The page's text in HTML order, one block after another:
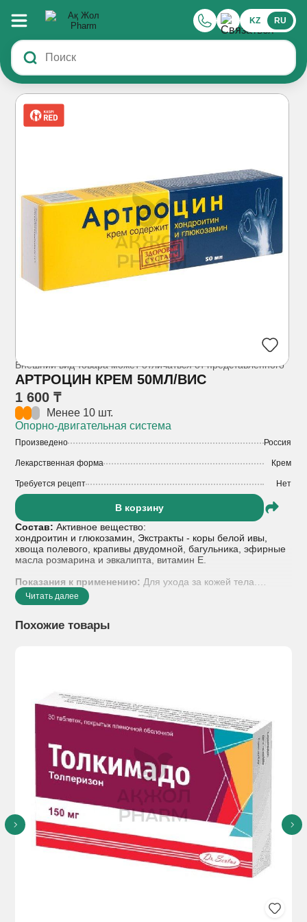
KZ RU
Внешний вид товара может отличаться от представленного
АРТРОЦИН КРЕМ 50МЛ/ВИС
1 600 ₸
Менее 10 шт.
Опорно-двигательная система
Произведено Россия
Лекарственная форма Крем
Требуется рецепт Нет
В корзину
Состав: Активное вещество:
хондроитин и глюкозамин, Экстракты - коры белой ивы,
хвоща полевого, крапивы двудомной, багульника, эфирные
масла розмарина и эвкалипта, витамин Е.
Показания к применению: Для ухода за кожей тела.
Сбалансированная формула способствует активному
воздействию на проблемные участки и устранению
Побочное действие:
Противопоказания:Индивидуальная непереносимость
компонентов.
Особые указания
Читать далее
Похожие товары